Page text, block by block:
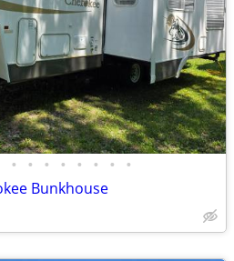
• • • • • • • •
Bunkhouse